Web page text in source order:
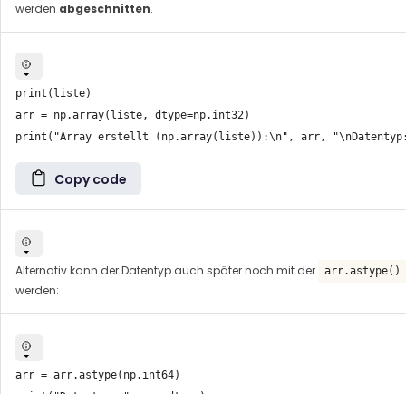
werden abgeschnitten.
print(liste)
arr = np.array(liste, dtype=np.int32)
Copy code
Alternativ kann der Datentyp auch später noch mit der arr.astype()
werden:
arr = arr.astype(np.int64)